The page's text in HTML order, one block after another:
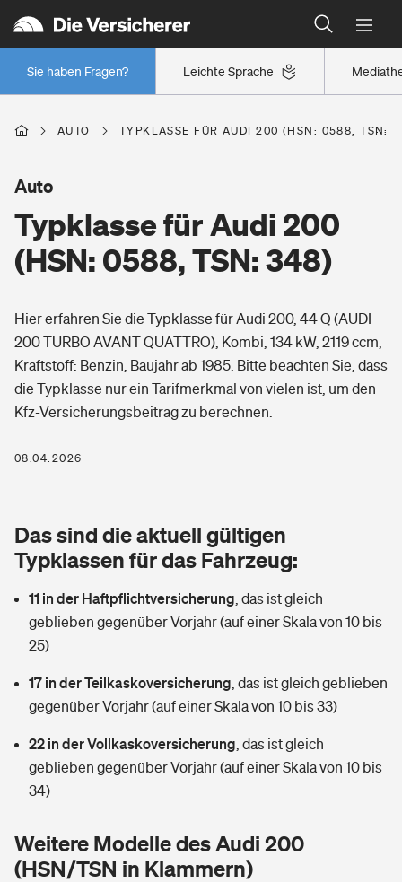
Leichte Sprache
Sie haben Fragen?
Wer versichert was: Jetzt Versicherer finden
Regionalklassen: So ist Ihre Region eingestuft
Wer versichert was: Jetzt Versicherer finden
Berufsunfähigkeitsversicherung
Erwerbsunfähigkeitsversicherung
Grundfähigkeitsversicherung
Arbeitsrechtsschutz
Berufshaftpflichtversicherung
Zur Übersicht
Tools
Wer versichert was: Jetzt Versicherer finden
Sie haben Fragen?
Wohnen
Elementarversicherung
Glasversicherung
Mietkautionsversicherung
Restkreditversicherung
Tools
Hochwasser-Check: Wie gefährdet ist Ihr Haus?
Freizeit
Pri­vate Haft­pflicht­
Kinderunfall­ver­si­che­rung
Kinderinvalidität
Hundehalter-Haftpflicht
Handyversicherung
Private Cyberversicherung
Gesundheit
Private Krankenversicherung
Dread-Disease-Versicherung
Tierkrankenversicherung
Zur Übersicht
Tools
Wer versichert was: Jetzt Versicherer finden
Rentenrechner: Wie viel Geld bekomme ich im Alter?
AUTO TYPKLASSE FÜR AUDI 200 (HSN: 0588, TSN:
Typklasse für Audi 200
(HSN: 0588, TSN: 348)
Auto
Hier erfahren Sie die Typklasse für Audi 200, 44 Q (AUDI
200 TURBO AVANT QUATTRO), Kombi, 134 kW, 2119 ccm,
Kraftstoff: Benzin, Baujahr ab 1985. Bitte beachten Sie, dass
die Typklasse nur ein Tarifmerkmal von vielen ist, um den
Kfz-Versicherungsbeitrag zu berechnen.
08.04.2026
Das sind die aktuell gültigen
Typklassen für das Fahrzeug:
11 in der Haftpflichtversicherung das ist gleich
geblieben gegenüber Vorjahr (auf einer Skala von 10 bis
25)
17 in der Teilkaskoversicherung das ist gleich geblieben
gegenüber Vorjahr (auf einer Skala von 10 bis 33)
22 in der Vollkaskoversicherung das ist gleich
geblieben gegenüber Vorjahr (auf einer Skala von 10 bis
34)
Weitere Modelle des Audi 200
(HSN/TSN in Klammern)